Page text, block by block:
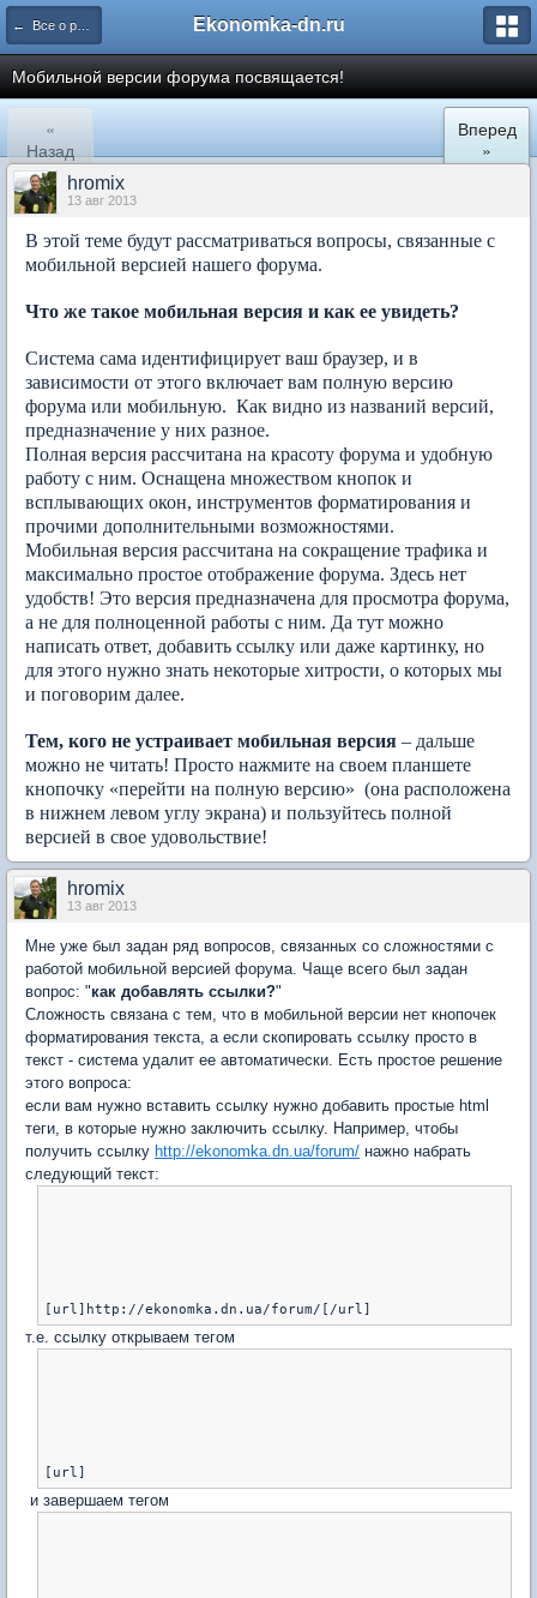
← Все о работе Экономки и ее форума Ekonomka-dn.ru
Мобильной версии форума посвящается!
«
Назад
Вперед
»
hromix
13 авг 2013
В этой теме будут рассматриваться вопросы, связанные с
мобильной версией нашего форума.
Что же такое мобильная версия и как ее увидеть?
Система сама идентифицирует ваш браузер, и в
зависимости от этого включает вам полную версию
форума или мобильную. Как видно из названий версий,
предназначение у них разное.
Полная версия рассчитана на красоту форума и удобную
работу с ним. Оснащена множеством кнопок и
всплывающих окон, инструментов форматирования и
прочими дополнительными возможностями.
Мобильная версия рассчитана на сокращение трафика и
максимально простое отображение форума. Здесь нет
удобств! Это версия предназначена для просмотра форума,
а не для полноценной работы с ним. Да тут можно
написать ответ, добавить ссылку или даже картинку, но
для этого нужно знать некоторые хитрости, о которых мы
и поговорим далее.
Тем, кого не устраивает мобильная версия – дальше
можно не читать! Просто нажмите на своем планшете
кнопочку «перейти на полную версию» (она расположена
в нижнем левом углу экрана) и пользуйтесь полной
версией в свое удовольствие!
hromix
13 авг 2013
Мне уже был задан ряд вопросов, связанных со сложностями с
работой мобильной версией форума. Чаще всего был задан
вопрос: "как добавлять ссылки?"
Сложность связана с тем, что в мобильной версии нет кнопочек
форматирования текста, а если скопировать ссылку просто в
текст - система удалит ее автоматически. Есть простое решение
этого вопроса:
если вам нужно вставить ссылку нужно добавить простые html
теги, в которые нужно заключить ссылку. Например, чтобы
получить ссылку http://ekonomka.dn.ua/forum/ нажно набрать
следующий текст:
т.е. ссылку открываем тегом
и завершаем тегом